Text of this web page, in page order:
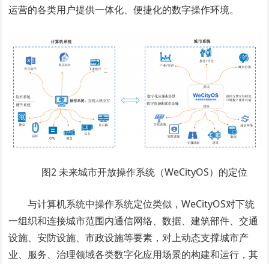
运营的各类用户提供一体化、便捷化的数字操作环境。
图2 未来城市开放操作系统（WeCityOS）的定位
与计算机系统中操作系统定位类似，WeCityOS对下统
一组织和连接城市范围内通信网络、数据、建筑部件、交通
设施、安防设施、市政设施等要素，对上动态支撑城市产
业、服务、治理领域各类数字化应用场景的构建和运行，其